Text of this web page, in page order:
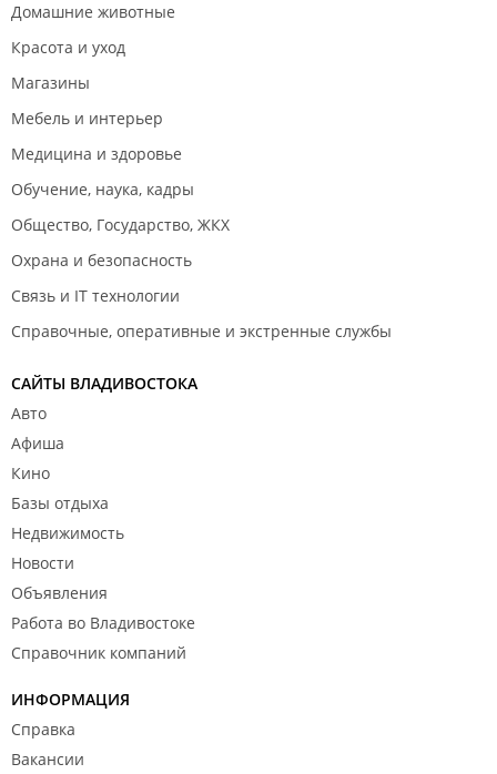
Домашние животные
Красота и уход
Магазины
Мебель и интерьер
Медицина и здоровье
Обучение, наука, кадры
Общество, Государство, ЖКХ
Охрана и безопасность
Связь и IT технологии
Справочные, оперативные и экстренные службы
САЙТЫ ВЛАДИВОСТОКА
Авто
Афиша
Кино
Базы отдыха
Недвижимость
Новости
Объявления
Работа во Владивостоке
Справочник компаний
ИНФОРМАЦИЯ
Справка
Вакансии